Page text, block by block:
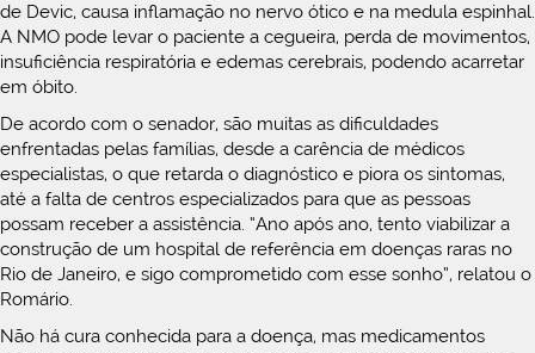
de Devic, causa inflamação no nervo ótico e na medula espinhal.
A NMO pode levar o paciente a cegueira, perda de movimentos,
insuficiência respiratória e edemas cerebrais, podendo acarretar
em óbito.
De acordo com o senador, são muitas as dificuldades
enfrentadas pelas famílias, desde a carência de médicos
especialistas, o que retarda o diagnóstico e piora os sintomas,
até a falta de centros especializados para que as pessoas
possam receber a assistência. “Ano após ano, tento viabilizar a
construção de um hospital de referência em doenças raras no
Rio de Janeiro, e sigo comprometido com esse sonho”, relatou o
Romário.
Não há cura conhecida para a doença, mas medicamentos